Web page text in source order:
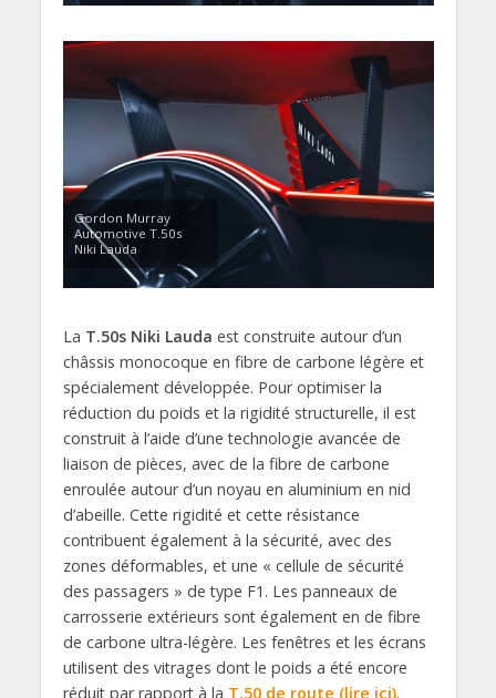
Gordon Murray
Automotive T.50s
Niki Lauda
La T.50s Niki Lauda est construite autour d’un
châssis monocoque en fibre de carbone légère et
spécialement développée. Pour optimiser la
réduction du poids et la rigidité structurelle, il est
construit à l’aide d’une technologie avancée de
liaison de pièces, avec de la fibre de carbone
enroulée autour d’un noyau en aluminium en nid
d’abeille. Cette rigidité et cette résistance
contribuent également à la sécurité, avec des
zones déformables, et une « cellule de sécurité
des passagers » de type F1. Les panneaux de
carrosserie extérieurs sont également en de fibre
de carbone ultra-légère. Les fenêtres et les écrans
utilisent des vitrages dont le poids a été encore
réduit par rapport à la T.50 de route (lire ici).